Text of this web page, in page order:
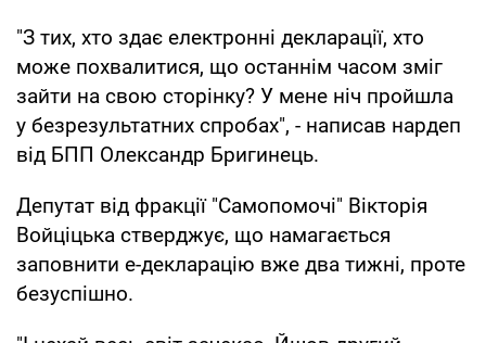
"З тих, хто здає електронні декларації, хто
може похвалитися, що останнім часом зміг
зайти на свою сторінку? У мене ніч пройшла
у безрезультатних спробах", - написав нардеп
від БПП Олександр Бригинець.
Депутат від фракції "Самопомочі" Вікторія
Войціцька стверджує, що намагається
заповнити е-декларацію вже два тижні, проте
безуспішно.